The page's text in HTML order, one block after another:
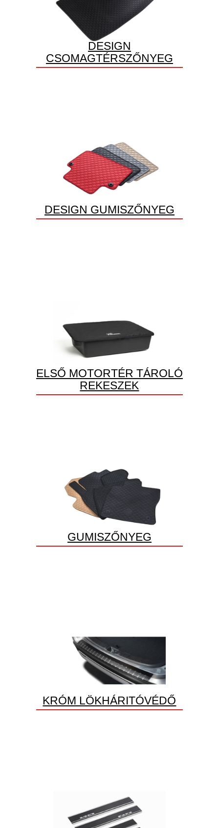
DESIGN
CSOMAGTÉRSZŐNYEG
DESIGN GUMISZŐNYEG
ELSŐ MOTORTÉR TÁROLÓ
REKESZEK
GUMISZŐNYEG
KRÓM LÖKHÁRITÓVÉDŐ